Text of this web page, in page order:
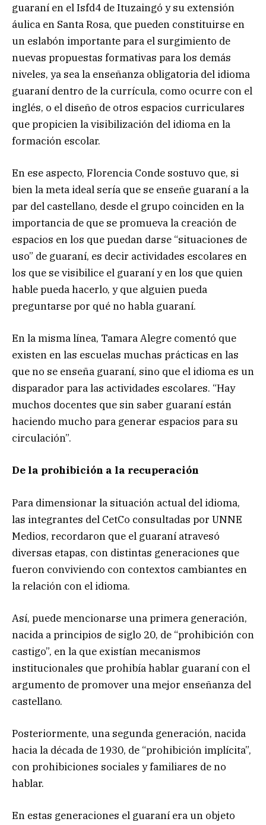
guaraní en el Isfd4 de Ituzaingó y su extensión
áulica en Santa Rosa, que pueden constituirse en
un eslabón importante para el surgimiento de
nuevas propuestas formativas para los demás
niveles, ya sea la enseñanza obligatoria del idioma
guaraní dentro de la currícula, como ocurre con el
inglés, o el diseño de otros espacios curriculares
que propicien la visibilización del idioma en la
formación escolar.
En ese aspecto, Florencia Conde sostuvo que, si
bien la meta ideal sería que se enseñe guaraní a la
par del castellano, desde el grupo coinciden en la
importancia de que se promueva la creación de
espacios en los que puedan darse “situaciones de
uso” de guaraní, es decir actividades escolares en
los que se visibilice el guaraní y en los que quien
hable pueda hacerlo, y que alguien pueda
preguntarse por qué no habla guaraní.
En la misma línea, Tamara Alegre comentó que
existen en las escuelas muchas prácticas en las
que no se enseña guaraní, sino que el idioma es un
disparador para las actividades escolares. “Hay
muchos docentes que sin saber guaraní están
haciendo mucho para generar espacios para su
circulación”.
De la prohibición a la recuperación
Para dimensionar la situación actual del idioma,
las integrantes del CetCo consultadas por UNNE
Medios, recordaron que el guaraní atravesó
diversas etapas, con distintas generaciones que
fueron conviviendo con contextos cambiantes en
la relación con el idioma.
Así, puede mencionarse una primera generación,
nacida a principios de siglo 20, de “prohibición con
castigo”, en la que existían mecanismos
institucionales que prohibía hablar guaraní con el
argumento de promover una mejor enseñanza del
castellano.
Posteriormente, una segunda generación, nacida
hacia la década de 1930, de “prohibición implícita”,
con prohibiciones sociales y familiares de no
hablar.
En estas generaciones el guaraní era un objeto